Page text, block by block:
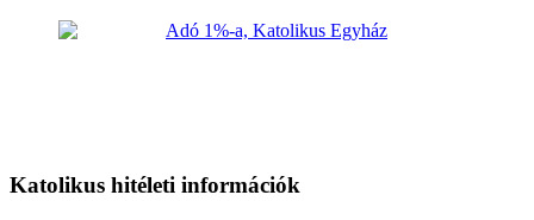
Katolikus hitéleti információk